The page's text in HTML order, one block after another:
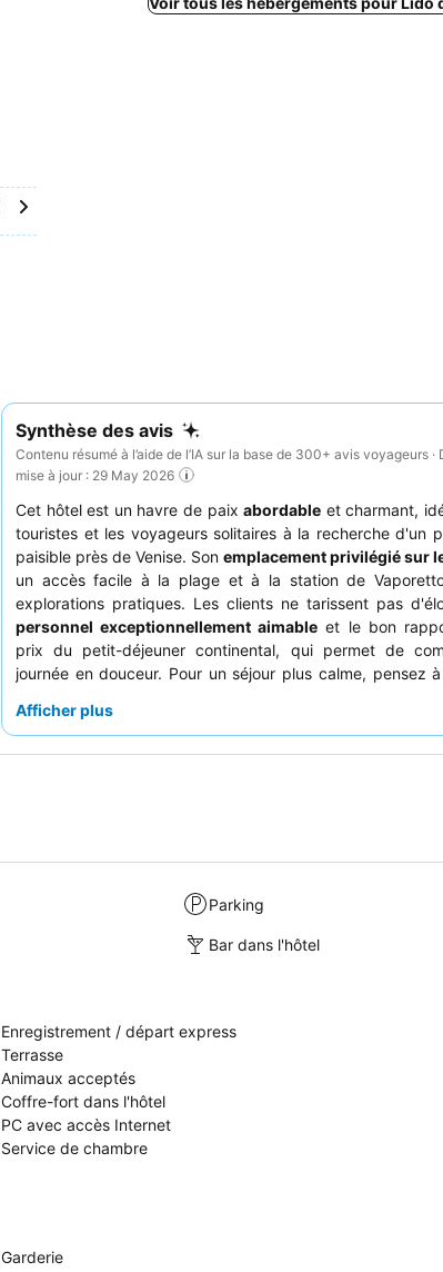
Synthèse des avis
Contenu résumé à l’aide de l’IA sur la base de 300+ avis voyageurs ·
mise à jour : 29 May 2026
Cet hôtel est un havre de paixabordable et charmant,
touristes et les voyageurs solitaires à la recherche d'un
paisible près de Venise. Son emplacement privilégié sur
un accès facile à la plage et à la station de
explorations pratiques. Les clients ne tarissent pas
personnel exceptionnellement aimable et le bon
prix du petit-déjeuner continental, qui permet de
journée en douceur. Pour un séjour plus calme, pensez
Afficher plus
Parking
Bar dans l'hôtel
Enregistrement / départ express
Terrasse
Animaux acceptés
Coffre-fort dans l'hôtel
PC avec accès Internet
Service de chambre
Garderie